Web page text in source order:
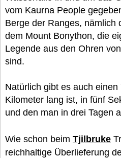
vom Kaurna People
Berge der Ranges, nämlich
dem Mount Bonython, die
Legende aus den Ohren
sind.
Natürlich gibt es auch
Kilometer lang ist, in fünf
und den man in drei Tagen
Wie schon beim Tjilbruke
reichhaltige Überlieferung